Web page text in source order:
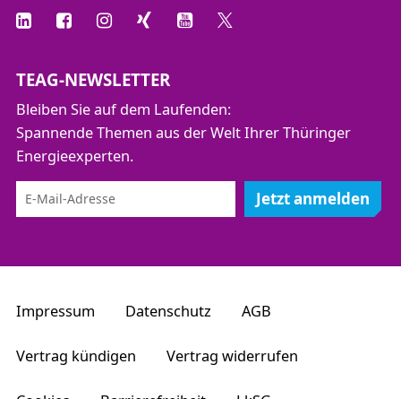
TEAG-NEWSLETTER
Bleiben Sie auf dem Laufenden:
Spannende Themen aus der Welt Ihrer Thüringer
Energieexperten.
Jetzt anmelden
Impressum Datenschutz AGB
Vertrag kündigen Vertrag widerrufen